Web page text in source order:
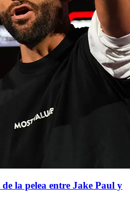
de la pelea entre Jake Paul y